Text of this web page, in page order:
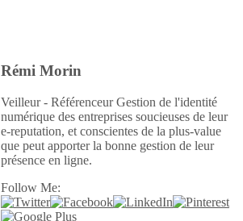
Rémi Morin
Veilleur - Référenceur Gestion de l'identité
numérique des entreprises soucieuses de leur
e-reputation, et conscientes de la plus-value
que peut apporter la bonne gestion de leur
présence en ligne.
Follow Me: